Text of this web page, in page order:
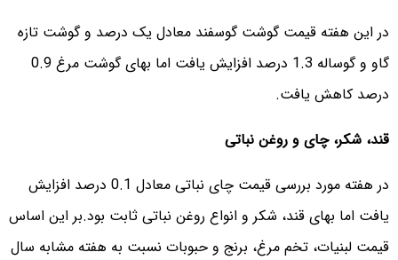
در این هفته قیمت گوشت گوسفند معادل یک درصد و گوشت تازه
گاو و گوساله 1.3 درصد افزایش یافت اما بهای گوشت مرغ 0.9
درصد کاهش یافت.
قند، شکر، چای و روغن نباتی
در هفته مورد بررسی قیمت چای نباتی معادل 0.1 درصد افزایش
یافت اما بهای قند، شکر و انواع روغن نباتی ثابت بود.بر این اساس
قیمت لبنیات، تخم مرغ، برنج و حبوبات نسبت به هفته مشابه سال